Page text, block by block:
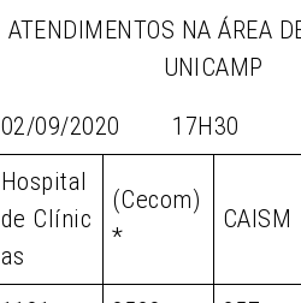
ATENDIMENTOS NA ÁREA
UNICAMP
02/09/2020 17H30
Hospital
de Clínic
as
(Cecom)
*
CAISM